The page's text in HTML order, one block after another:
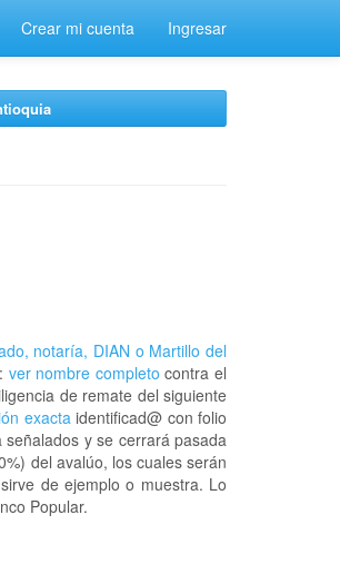
Crear mi cuenta Ingresar
notaría, DIAN o Martillo del
ver nombre completo contra el
de remate del siguiente
exactaidentificad@ con folio
y se cerrará pasada
del avalúo, los cuales serán
de ejemplo o muestra. Lo
Popular.